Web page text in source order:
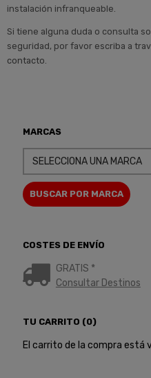
MARCAS
COSTES DE ENVÍO
GRATIS *
Consultar Destinos
TU CARRITO (0)
El carrito de la compra está
instalación infranqueable.
Si tiene alguna duda o consulta
seguridad, por favor escriba a
contacto.